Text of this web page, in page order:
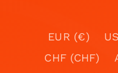
EUR (€)
CHF (CHF)